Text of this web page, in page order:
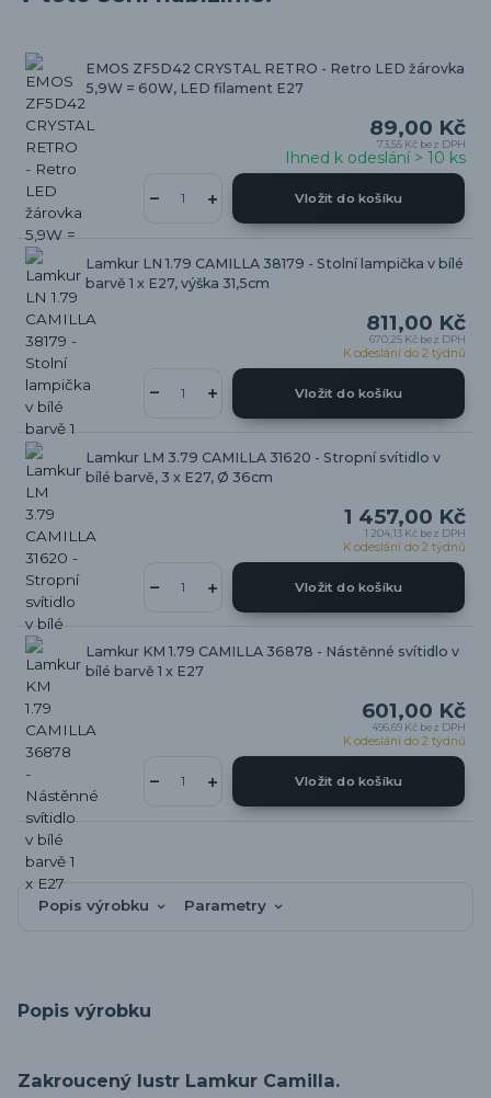
EMOS ZF5D42 CRYSTAL RETRO - Retro LED žárovka
5,9W = 60W, LED filament E27
89,00 Kč
73,55 Kč bez DPH
Ihned k odeslání > 10 ks
Vložit do košíku
Lamkur LN 1.79 CAMILLA 38179 - Stolní lampička v bílé
barvě 1 x E27, výška 31,5cm
811,00 Kč
670,25 Kč bez DPH
K odeslání do 2 týdnů
Vložit do košíku
Lamkur LM 3.79 CAMILLA 31620 - Stropní svítidlo v
bílé barvě, 3 x E27, Ø 36cm
1 457,00 Kč
1 204,13 Kč bez DPH
K odeslání do 2 týdnů
Vložit do košíku
Lamkur KM 1.79 CAMILLA 36878 - Nástěnné svítidlo v
bílé barvě 1 x E27
601,00 Kč
496,69 Kč bez DPH
K odeslání do 2 týdnů
Vložit do košíku
Popis výrobku Parametry
Popis výrobku
Zakroucený lustr Lamkur Camilla.